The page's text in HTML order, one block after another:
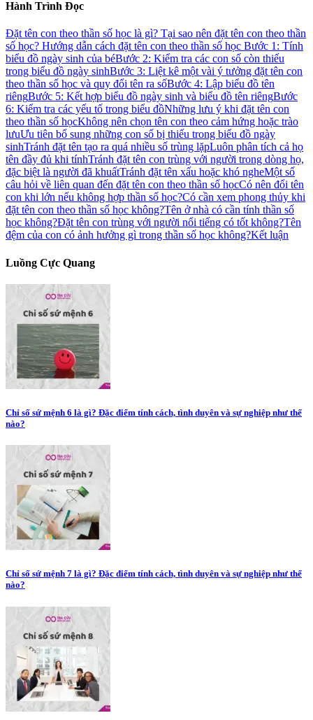
Hành Trình Đọc
Đặt tên con theo thần số học là gì? Tại sao nên đặt tên con theo thần
số học? Hướng dẫn cách đặt tên con theo thần số học Bước 1: Tính
biểu đồ ngày sinh của béBước 2: Kiểm tra các con số còn thiếu
trong biểu đồ ngày sinhBước 3: Liệt kê một vài ý tưởng đặt tên con
theo thần số học và quy đổi tên ra sốBước 4: Lập biểu đồ tên
riêngBước 5: Kết hợp biểu đồ ngày sinh và biểu đồ tên riêngBước
6: Kiểm tra các yếu tố trong biểu đồNhững lưu ý khi đặt tên con
theo thần số họcKhông nên chọn tên con theo cảm hứng hoặc trào
lưuƯu tiên bổ sung những con số bị thiếu trong biểu đồ ngày
sinhTránh đặt tên tạo ra quá nhiều số trùng lặpLuôn phân tích cả họ
tên đầy đủ khi tínhTránh đặt tên con trùng với người trong dòng họ,
đặc biệt là người đã khuấtTránh đặt tên xấu hoặc khó ngheMột số
câu hỏi về liên quan đến đặt tên con theo thần số họcCó nên đổi tên
con khi lớn nếu không hợp thần số học?Có cần xem phong thủy khi
đặt tên con theo thần số học không?Tên ở nhà có cần tính thần số
học không?Đặt tên con trùng với người nổi tiếng có tốt không?Tên
đệm của con có ảnh hưởng gì trong thần số học không?Kết luận
Luồng Cực Quang
Chỉ số sứ mệnh 6 là gì? Đặc điểm tính cách, tình duyên và sự nghiệp như thế
nào?
Chỉ số sứ mệnh 7 là gì? Đặc điểm tính cách, tình duyên và sự nghiệp như thế
nào?